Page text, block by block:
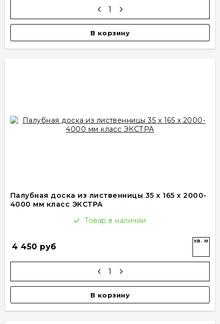
В корзину
Палубная доска из лиственницы 35 x 165 x 2000-
4000 мм класс ЭКСТРА
Товар в наличии
4 450 руб
кв. м
В корзину